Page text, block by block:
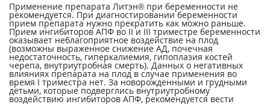
Применение препарата Литэн® при беременности не
рекомендуется. При диагностировании беременности
прием препарата нужно прекратить как можно раньше.
Прием ингибиторов АПФ во II и III триместре беременности
оказывает неблагоприятное воздействие на плод
(возможны выраженное снижение АД, почечная
недостаточность, гиперкалиемия, гипоплазия костей
черепа, внутриутробная смерть). Данных о негативных
влияниях препарата на плод в случае применения во
время I триместра нет. За новорожденными и грудными
детьми, которые подверглись внутриутробному
воздействию ингибиторов АПФ, рекомендуется вести